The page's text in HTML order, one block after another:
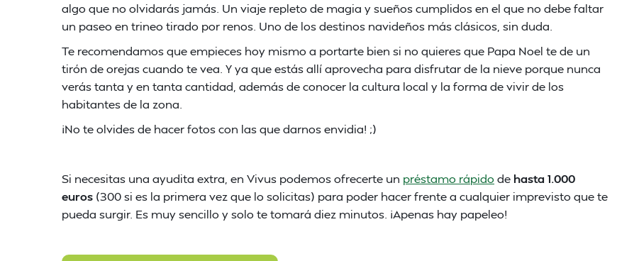
algo que no olvidarás jamás. Un viaje repleto de magia y sueños cumplidos en el que no debe faltar
un paseo en trineo tirado por renos. Uno de los destinos navideños más clásicos, sin duda.
Te recomendamos que empieces hoy mismo a portarte bien si no quieres que Papa Noel te de un
tirón de orejas cuando te vea. Y ya que estás allí aprovecha para disfrutar de la nieve porque nunca
verás tanta y en tanta cantidad, además de conocer la cultura local y la forma de vivir de los
habitantes de la zona.
¡No te olvides de hacer fotos con las que darnos envidia! ;)
Si necesitas una ayudita extra, en Vivus podemos ofrecerte un préstamo rápido de hasta 1.000
euros (300 si es la primera vez que lo solicitas) para poder hacer frente a cualquier imprevisto que te
pueda surgir. Es muy sencillo y solo te tomará diez minutos. ¡Apenas hay papeleo!